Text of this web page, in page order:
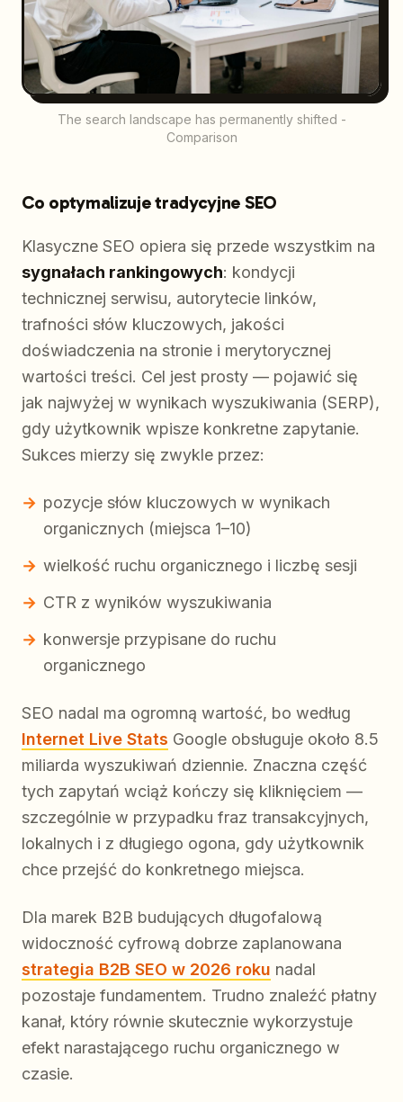
The search landscape has permanently shifted -
Comparison
Co optymalizuje tradycyjne SEO
Klasyczne SEO opiera się przede wszystkim na
sygnałach rankingowych: kondycji
technicznej serwisu, autorytecie linków,
trafności słów kluczowych, jakości
doświadczenia na stronie i merytorycznej
wartości treści. Cel jest prosty — pojawić się
jak najwyżej w wynikach wyszukiwania (SERP),
gdy użytkownik wpisze konkretne zapytanie.
Sukces mierzy się zwykle przez:
pozycje słów kluczowych w wynikach
organicznych (miejsca 1–10)
wielkość ruchu organicznego i liczbę sesji
CTR z wyników wyszukiwania
konwersje przypisane do ruchu
organicznego
SEO nadal ma ogromną wartość, bo według
Internet Live Stats Google obsługuje około 8.5
miliarda wyszukiwań dziennie. Znaczna część
tych zapytań wciąż kończy się kliknięciem —
szczególnie w przypadku fraz transakcyjnych,
lokalnych i z długiego ogona, gdy użytkownik
chce przejść do konkretnego miejsca.
Dla marek B2B budujących długofalową
widoczność cyfrową dobrze zaplanowana
strategia B2B SEO w 2026 roku nadal
pozostaje fundamentem. Trudno znaleźć płatny
kanał, który równie skutecznie wykorzystuje
efekt narastającego ruchu organicznego w
czasie.